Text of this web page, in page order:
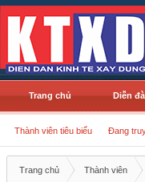
Trang chủ Diễn
Thành viên tiêu biểu Đang
Trang chủ Thành viên